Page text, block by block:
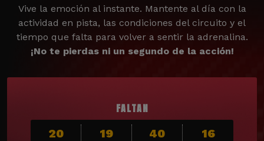
Vive la emoción al instante. Mantente al día con la
actividad en pista, las condiciones del circuito y el
tiempo que falta para volver a sentir la adrenalina.
¡No te pierdas ni un segundo de la acción!
FALTAN
20
19 40 14